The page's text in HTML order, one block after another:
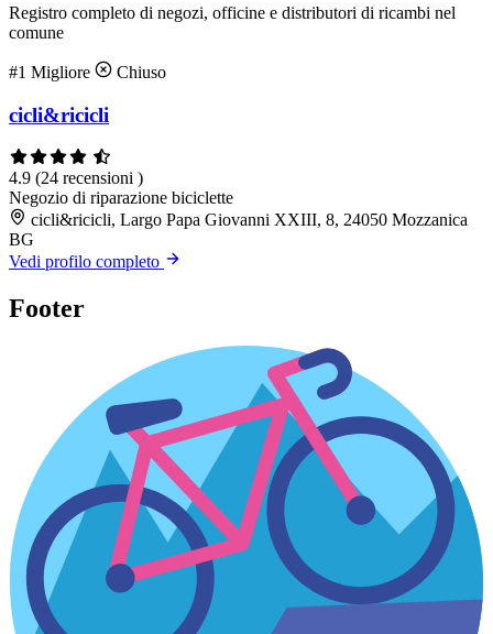
Registro completo di negozi, officine e distributori di ricambi nel
comune
#1 Migliore Chiuso
cicli&ricicli
4.9 (24 recensioni )
Negozio di riparazione biciclette
cicli&ricicli, Largo Papa Giovanni XXIII, 8, 24050 Mozzanica
BG
Vedi profilo completo
Footer